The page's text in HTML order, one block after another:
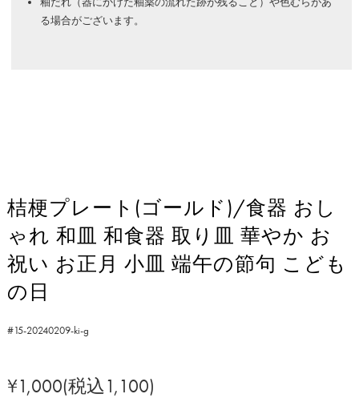
る場合がございます。
桔梗プレート(ゴールド)/食器 おし
ゃれ 和皿 和食器 取り皿 華やか お
祝い お正月 小皿 端午の節句 こども
の日
#15-20240209-ki-g
¥1,000(税込1,100)